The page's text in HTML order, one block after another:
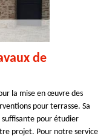
de
la mise en œuvre des
pour terrasse. Sa
pour étudier
projet. Pour notre service